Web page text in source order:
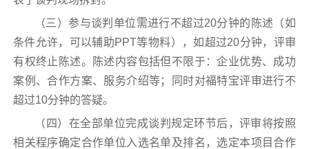
（三）参与谈判单位需进行不超过20分钟的陈述（如
条件允许，可以辅助PPT等物料），如超过20分钟，评审
有权终止陈述。陈述内容包括但不限于：企业优势、成功
案例、合作方案、服务介绍等；同时对福特宝评审进行不
超过10分钟的答疑。
（四）在全部单位完成谈判规定环节后，评审将按照
相关程序确定合作单位入选名单及排名，选定本项目合作